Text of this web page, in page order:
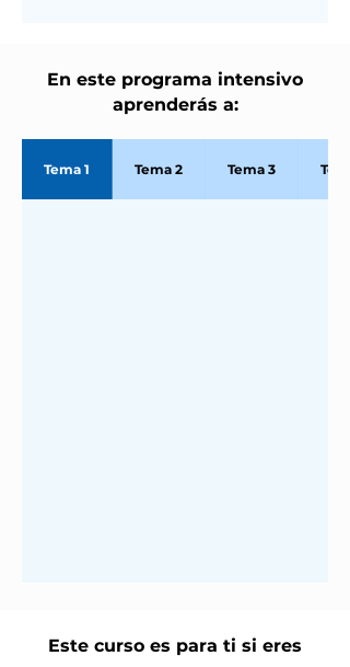
En este programa intensivo
aprenderás a:
Tema 1 Tema 2 Tema 3
Este curso es para ti si eres